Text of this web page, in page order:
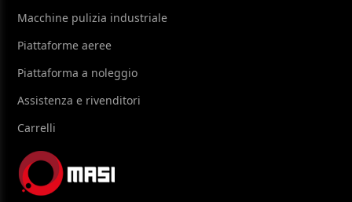
Macchine pulizia industriale
Piattaforme aeree
Piattaforma a noleggio
Assistenza e rivenditori
Carrelli